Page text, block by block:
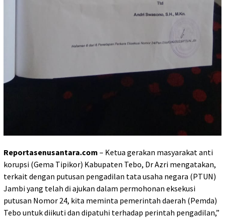
Reportasenusantara.com – Ketua gerakan masyarakat anti
korupsi (Gema Tipikor) Kabupaten Tebo, Dr Azri mengatakan,
terkait dengan putusan pengadilan tata usaha negara (PTUN)
Jambi yang telah di ajukan dalam permohonan eksekusi
putusan Nomor 24, kita meminta pemerintah daerah (Pemda)
Tebo untuk diikuti dan dipatuhi terhadap perintah pengadilan,”